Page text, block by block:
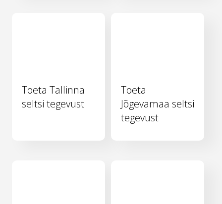
Toeta Tallinna
seltsi tegevust
Toeta
Jõgevamaa seltsi
tegevust